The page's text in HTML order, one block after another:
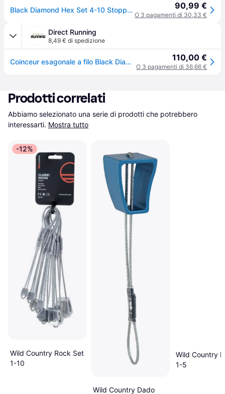
Black Diamond Hex Set 4-10 Stopper Set Multicolor 4-10 90,99 €
O 3 pagamenti di 30,33 €
Direct Running
8,49 € di spedizione
Coinceur esagonale a filo Black Diamond #4-10 - Multicolore 110,00 €
O 3 pagamenti di 36,66 €
Prodotti correlati
Abbiamo selezionato una serie di prodotti che potrebbero
interessarti. Mostra tutto
-12%
Wild Country Rock Set
1-10
Wild Country Dado
Wild Country
1-5